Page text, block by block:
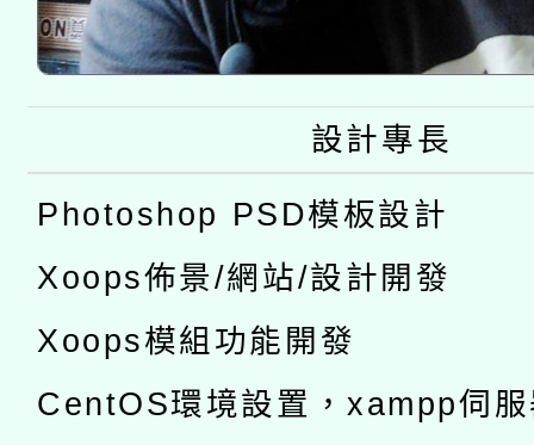
設計專長
Photoshop PSD模板設計
Xoops佈景/網站/設計開發
Xoops模組功能開發
CentOS環境設置，xampp伺